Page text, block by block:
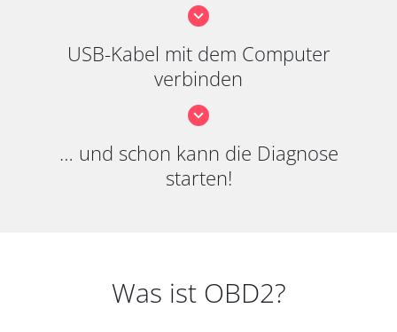
USB-Kabel mit dem Computer
verbinden
… und schon kann die Diagnose
starten!
Was ist OBD2?